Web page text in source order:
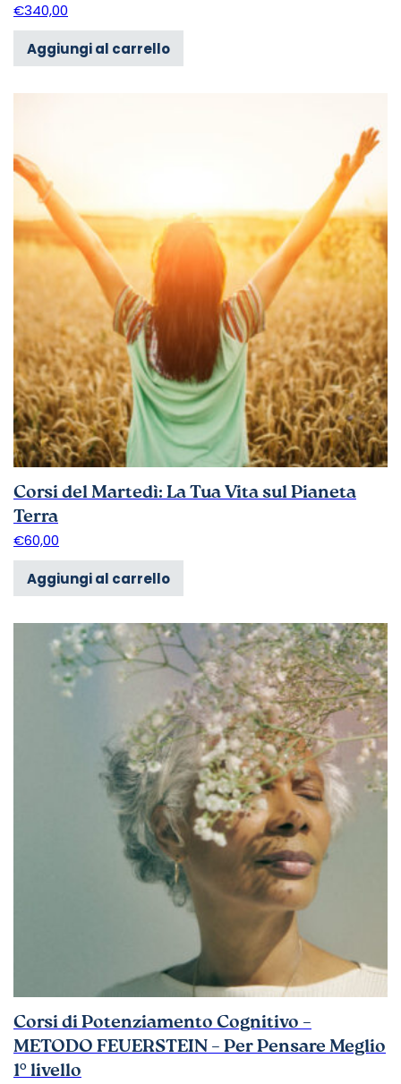
€340,00
Aggiungi al carrello
Corsi del Martedì: La Tua Vita sul Pianeta
Terra
€60,00
Aggiungi al carrello
Corsi di Potenziamento Cognitivo –
METODO FEUERSTEIN – Per Pensare Meglio
1° livello